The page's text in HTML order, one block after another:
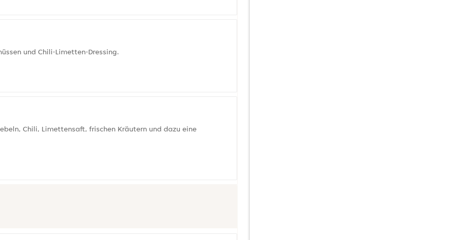
und Chili-Limetten-Dressing.
Chili, Limettensaft, frischen Kräutern und dazu eine